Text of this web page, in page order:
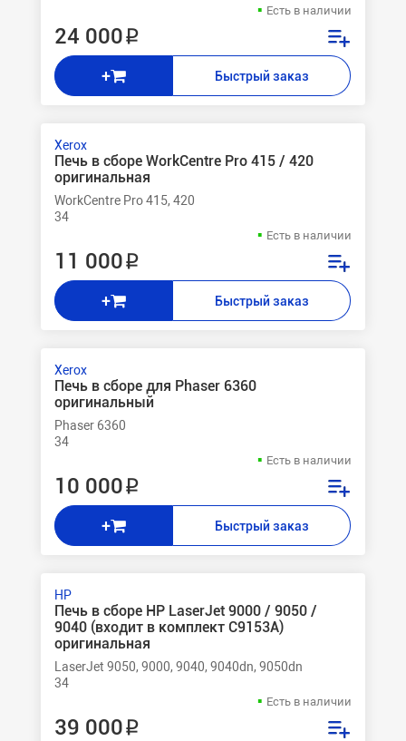
Есть в наличии
24 000 ₽
+ Быстрый заказ
Xerox
Печь в сборе WorkCentre Pro 415 / 420
оригинальная
WorkCentre Pro 415, 420
34
Есть в наличии
11 000 ₽
+ Быстрый заказ
Xerox
Печь в сборе для Phaser 6360
оригинальный
Phaser 6360
34
Есть в наличии
10 000 ₽
+ Быстрый заказ
HP
Печь в сборе НР LaserJet 9000 / 9050 /
9040 (входит в комплект C9153A)
оригинальная
LaserJet 9050, 9000, 9040, 9040dn, 9050dn
34
Есть в наличии
39 000 ₽